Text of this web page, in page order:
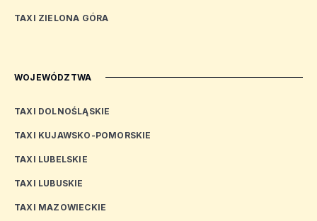
TAXI ZIELONA GÓRA
WOJEWÓDZTWA
TAXI DOLNOŚLĄSKIE
TAXI KUJAWSKO-POMORSKIE
TAXI LUBELSKIE
TAXI LUBUSKIE
TAXI MAZOWIECKIE